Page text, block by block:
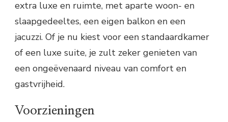
extra luxe en ruimte, met aparte woon- en
slaapgedeeltes, een eigen balkon en een
jacuzzi. Of je nu kiest voor een standaardkamer
of een luxe suite, je zult zeker genieten van
een ongeëvenaard niveau van comfort en
gastvrijheid.
Voorzieningen